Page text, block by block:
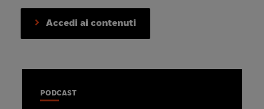
Accedi ai contenuti
PODCAST